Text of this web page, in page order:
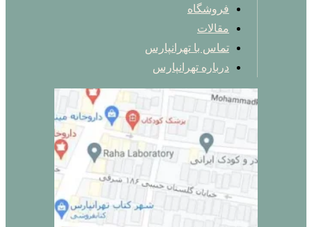
فروشگاه
مقالات
تماس با تهرانپارس
درباره تهرانپارس